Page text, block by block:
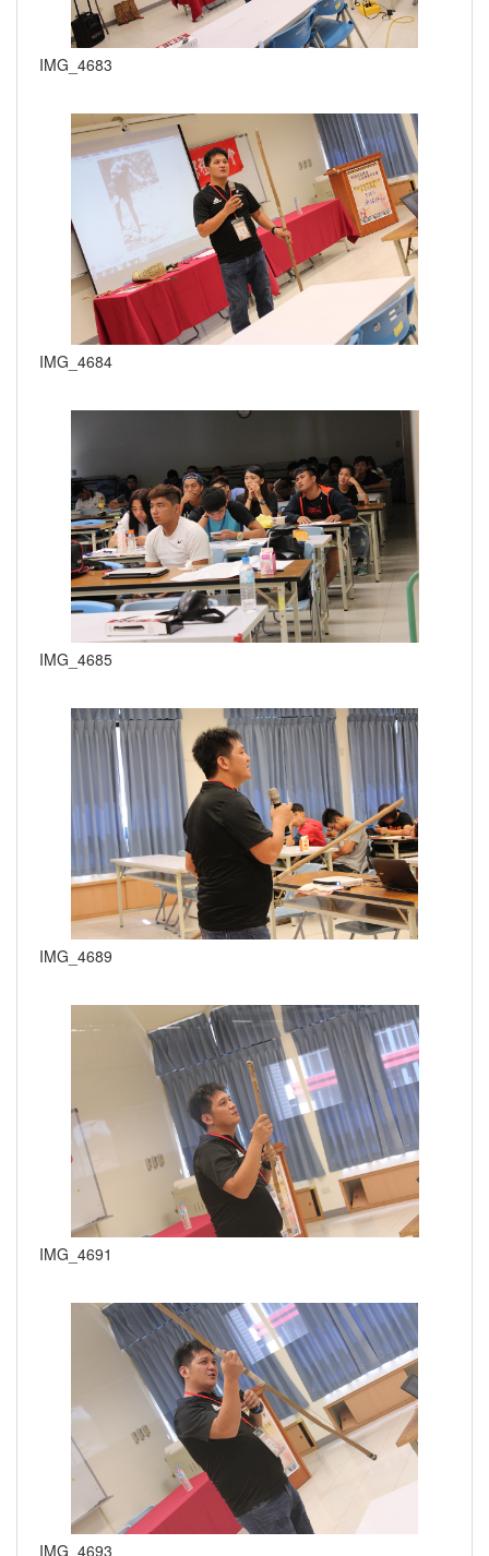
IMG_4683
IMG_4684
IMG_4685
IMG_4689
IMG_4691
IMG_4693